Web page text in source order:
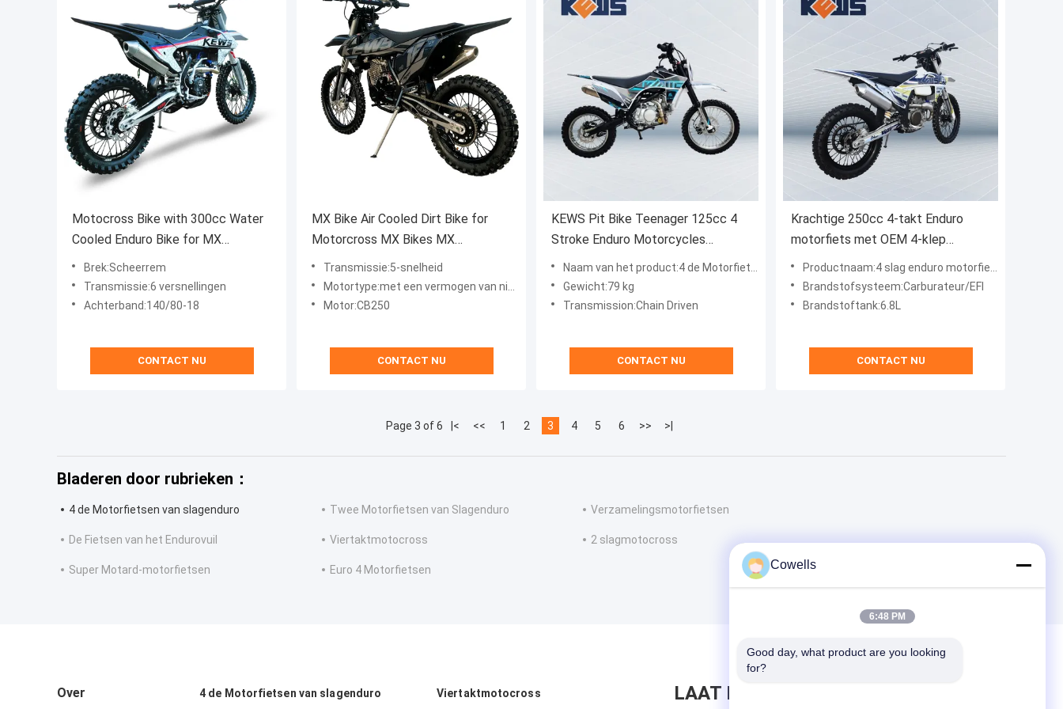
Motocross Bike with 300cc Water
Cooled Enduro Bike for MX
Supercross Adjustable Shock Trail
Bike Enduro for Wheelie and Jump
Brek:Scheerrem
Transmissie:6 versnellingen
Achterband:140/80-18
CONTACT NU
MX Bike Air Cooled Dirt Bike for
Motorcross MX Bikes MX
Motorcycle Off Road Dirt Bike for
Enduro KEWS Dirtbike
Transmissie:5-snelheid
Motortype:met een vermogen van niet meer dan 50 W
Motor:CB250
CONTACT NU
KEWS Pit Bike Teenager 125cc 4
Stroke Enduro Motorcycles
Lichtgewicht En
Gebruikersvriendelijk
Naam van het product:4 de Motorfietsen van slagenduro
Gewicht:79 kg
Transmission:Chain Driven
CONTACT NU
Krachtige 250cc 4-takt Enduro
motorfiets met OEM 4-klep
watergekoeld EFI en EXCEL RIM
Productnaam:4 slag enduro motorfiets
Brandstofsysteem:Carburateur/EFI
Brandstoftank:6.8L
CONTACT NU
Page 3 of 6 |< << 1 2 3 4 5 6 >> >|
Bladeren door rubrieken：
4 de Motorfietsen van slagenduro Twee Motorfietsen van Slagenduro Verzamelingsmotorfietsen
De Fietsen van het Endurovuil Viertaktmotocross 2 slagmotocross
Super Motard-motorfietsen Euro 4 Motorfietsen
Over 4 de Motorfietsen van slagenduro Viertaktmotocross LAAT BERICHT ACHTER
Cowells
6:48 PM
Good day, what product are you looking
for?